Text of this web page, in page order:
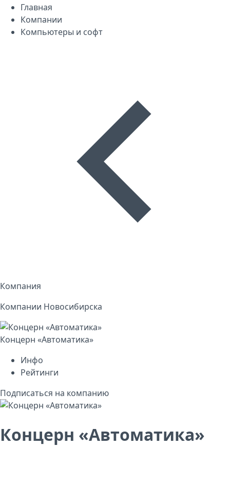
Главная
Компании
Компьютеры и софт
Компания
Компании Новосибирска
Концерн «Автоматика»
Инфо
Рейтинги
Подписаться на компанию
Концерн «Автоматика»